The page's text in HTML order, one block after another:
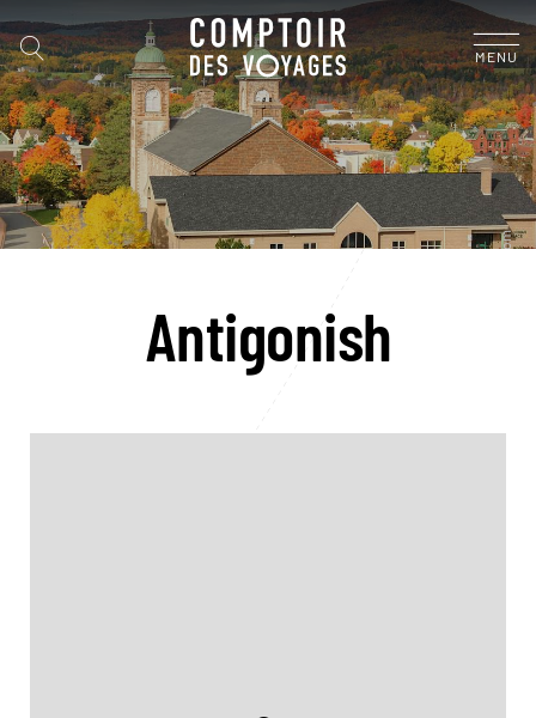
MENU
Antigonish